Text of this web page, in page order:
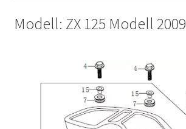
Modell: ZX 125 Modell 2009